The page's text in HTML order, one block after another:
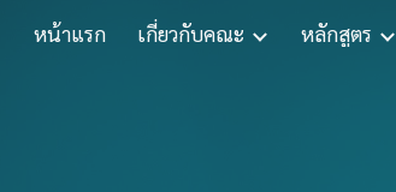
Skip to main content
หน้าแรก เกี่ยวกับคณะ หลักสูตร